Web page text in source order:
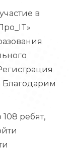
в
Благодарим
ребят,